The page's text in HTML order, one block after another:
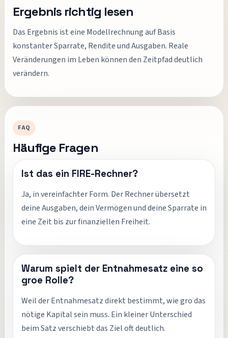
Ergebnis richtig lesen
Das Ergebnis ist eine Modellrechnung auf Basis
konstanter Sparrate, Rendite und Ausgaben. Reale
Veränderungen im Leben können den Zeitpfad deutlich
verändern.
FAQ
Häufige Fragen
Ist das ein FIRE-Rechner?
Ja, in vereinfachter Form. Der Rechner übersetzt
deine Ausgaben, dein Vermögen und deine Sparrate in
eine Zeit bis zur finanziellen Freiheit.
Warum spielt der Entnahmesatz eine so
groe Rolle?
Weil der Entnahmesatz direkt bestimmt, wie gro das
nötige Kapital sein muss. Ein kleiner Unterschied
beim Satz verschiebt das Ziel oft deutlich.